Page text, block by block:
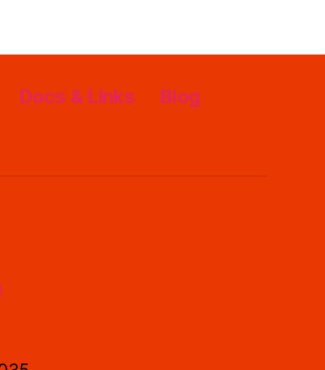
Docs & Links
Blog